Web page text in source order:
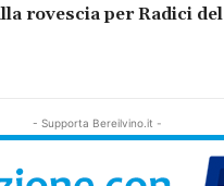
rovescia per Radici
- Supporta Bereilvino.it -